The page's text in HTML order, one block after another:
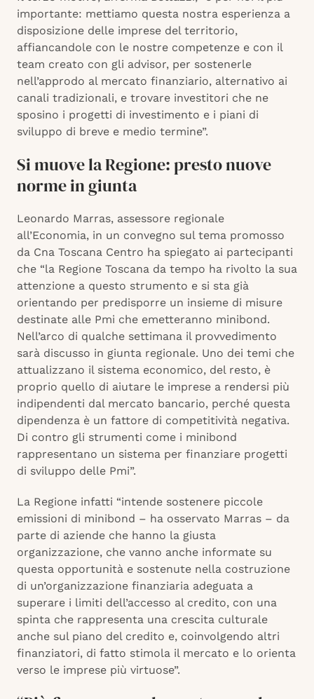
importante: mettiamo questa nostra esperienza a
disposizione delle imprese del territorio,
affiancandole con le nostre competenze e con il
team creato con gli advisor, per sostenerle
nell’approdo al mercato finanziario, alternativo ai
canali tradizionali, e trovare investitori che ne
sposino i progetti di investimento e i piani di
sviluppo di breve e medio termine”.
Si muove la Regione: presto nuove
norme in giunta
Leonardo Marras, assessore regionale
all’Economia, in un convegno sul tema promosso
da Cna Toscana Centro ha spiegato ai partecipanti
che “la Regione Toscana da tempo ha rivolto la sua
attenzione a questo strumento e si sta già
orientando per predisporre un insieme di misure
destinate alle Pmi che emetteranno minibond.
Nell’arco di qualche settimana il provvedimento
sarà discusso in giunta regionale. Uno dei temi che
attualizzano il sistema economico, del resto, è
proprio quello di aiutare le imprese a rendersi più
indipendenti dal mercato bancario, perché questa
dipendenza è un fattore di competitività negativa.
Di contro gli strumenti come i minibond
rappresentano un sistema per finanziare progetti
di sviluppo delle Pmi”.
La Regione infatti “intende sostenere piccole
emissioni di minibond – ha osservato Marras – da
parte di aziende che hanno la giusta
organizzazione, che vanno anche informate su
questa opportunità e sostenute nella costruzione
di un’organizzazione finanziaria adeguata a
superare i limiti dell’accesso al credito, con una
spinta che rappresenta una crescita culturale
anche sul piano del credito e, coinvolgendo altri
finanziatori, di fatto stimola il mercato e lo orienta
verso le imprese più virtuose”.